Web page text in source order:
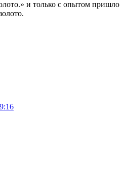
и только с опытом пришло